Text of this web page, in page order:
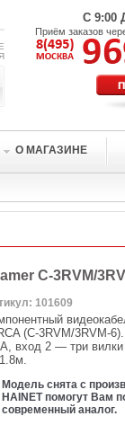
С 9:00
Приём заказов
О МАГАЗИНЕ
C-3RVM/
101609
(C-3RVM/3RVM-
вход 2 — три
Модель снята с
HAINET помогут Вам
современный аналог.